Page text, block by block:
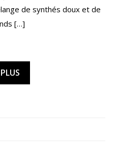
de synthés doux et de
[…]